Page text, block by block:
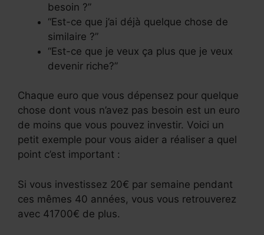
besoin ?”
“Est-ce que j’ai déjà quelque chose de
similaire ?”
“Est-ce que je veux ça plus que je veux
devenir riche?”
Chaque euro que vous dépensez pour quelque
chose dont vous n’avez pas besoin est un euro
de moins que vous pouvez investir. Voici un
petit exemple pour vous aider a réaliser a quel
point c’est important :
Si vous investissez 20€ par semaine pendant
ces mêmes 40 années, vous vous retrouverez
avec 41700€ de plus.